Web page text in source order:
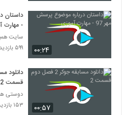
۰۰:۲۴
- مهارت
سایت
۵۹۹ بازدید
۰۰:۵۷
قسمت 2
دوستی
۱۵۳ بازدید